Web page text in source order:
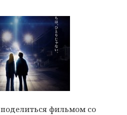
фильмом со